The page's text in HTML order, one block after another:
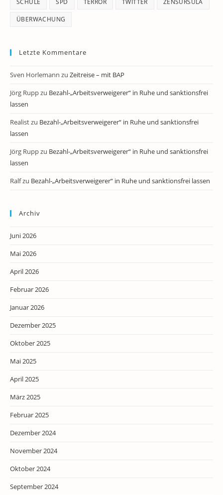
SCHULE SPD TERROR TWITTER ZENSURSULA
ÜBERWACHUNG
Letzte Kommentare
Sven Horlemann zu Zeitreise – mit BAP
Jörg Ruppzu Bezahl-„Arbeitsverweigerer“ in Ruhe und sanktionsfrei
lassen
Realistzu Bezahl-„Arbeitsverweigerer“ in Ruhe und sanktionsfrei
lassen
Jörg Ruppzu Bezahl-„Arbeitsverweigerer“ in Ruhe und sanktionsfrei
lassen
Ralfzu Bezahl-„Arbeitsverweigerer“ in Ruhe und sanktionsfrei lassen
Archiv
Juni 2026
Mai 2026
April 2026
Februar 2026
Januar 2026
Dezember 2025
Oktober 2025
Mai 2025
April 2025
März 2025
Februar 2025
Dezember 2024
November 2024
Oktober 2024
September 2024